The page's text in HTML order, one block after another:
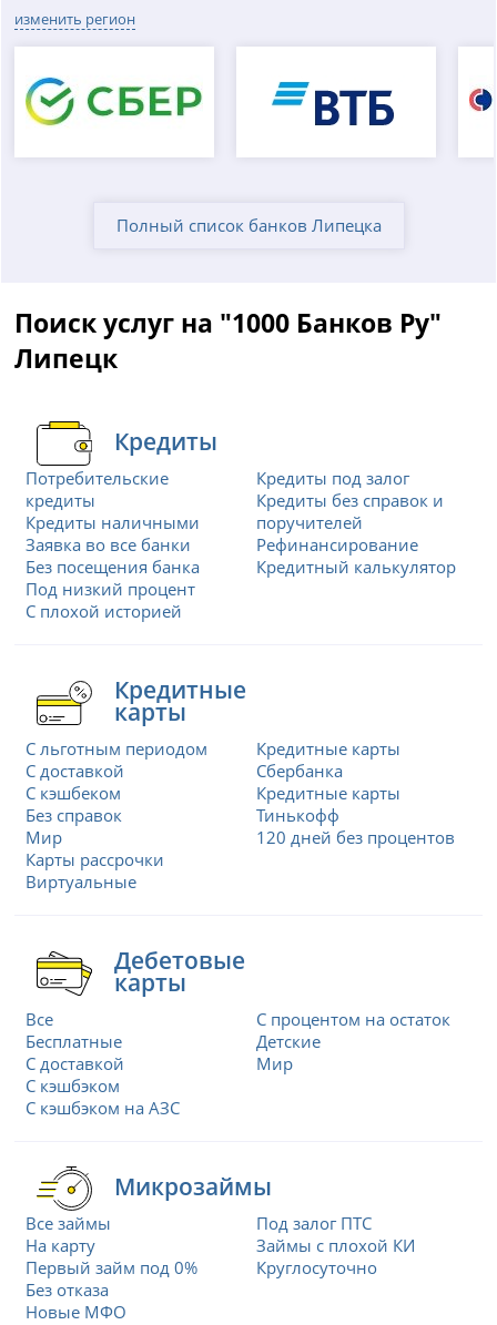
изменить регион
Полный список банков Липецка
Поиск услуг на "1000 Банков Ру"
Липецк
Кредиты
Потребительские
кредиты
Кредиты наличными
Заявка во все банки
Без посещения банка
Под низкий процент
С плохой историей
Кредиты под залог
Кредиты без справок и
поручителей
Рефинансирование
Кредитный калькулятор
Кредитные
карты
С льготным периодом
С доставкой
С кэшбеком
Без справок
Мир
Карты рассрочки
Виртуальные
Кредитные карты
Сбербанка
Кредитные карты
Тинькофф
120 дней без процентов
Дебетовые
карты
Все
Бесплатные
С доставкой
С кэшбэком
С кэшбэком на АЗС
С процентом на остаток
Детские
Мир
Микрозаймы
Все займы
На карту
Первый займ под 0%
Без отказа
Новые МФО
Под залог ПТС
Займы с плохой КИ
Круглосуточно